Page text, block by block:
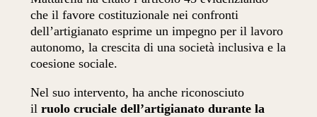
che il favore costituzionale nei confronti
dell’artigianato esprime un impegno per il lavoro
autonomo, la crescita di una società inclusiva e la
coesione sociale.
Nel suo intervento, ha anche riconosciuto
il ruolo cruciale dell’artigianato durante la